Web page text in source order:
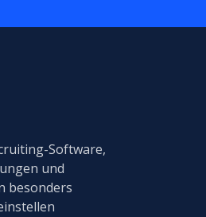
Software,
und
besonders